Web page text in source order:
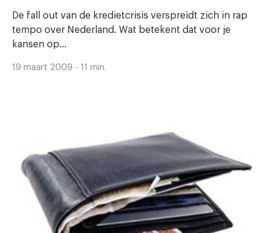
De fall out van de kredietcrisis verspreidt zich in rap
tempo over Nederland. Wat betekent dat voor je
kansen op...
19 maart 2009 - 11 min.